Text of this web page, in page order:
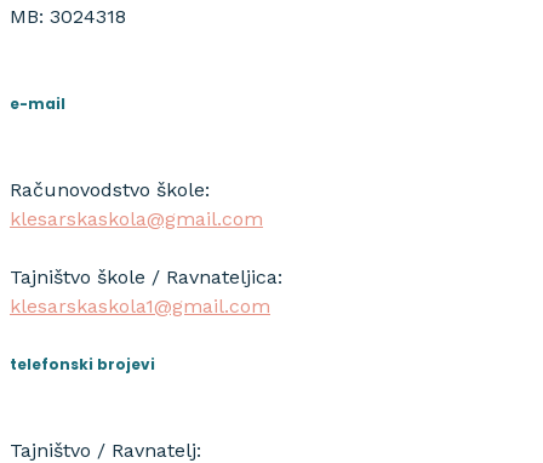
MB: 3024318
e-mail
Računovodstvo škole:
klesarskaskola@gmail.com
Tajništvo škole / Ravnateljica:
klesarskaskola1@gmail.com
telefonski brojevi
Tajništvo / Ravnatelj: